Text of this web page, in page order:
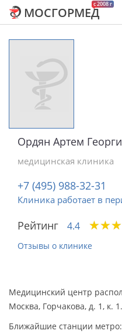
c 2008 г
МОСГОРМЕД
Ордян Артем
медицинская клиника
+7 (495) 988-32-31
Клиника работает в
Рейтинг 4.4 ★★★
★★★
Отзывы о клинике
Медицинский центр
Москва, Горчакова, д. 1, к. 1.
Ближайшие станции